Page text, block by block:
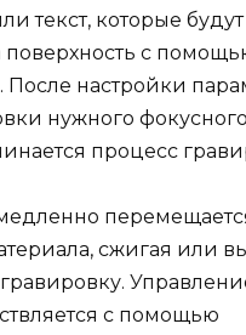
текст, которые будут
с
После настройки
нужного фокусного
процесс
сжигая или
с помощью